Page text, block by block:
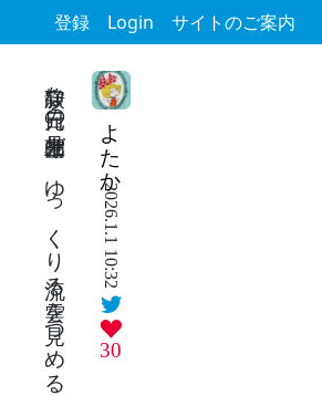
登録 Login サイトのご案内
よたか
2026.1.1 10:32
30